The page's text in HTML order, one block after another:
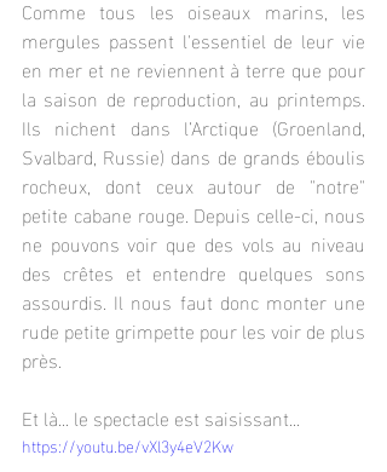
Comme tous les oiseaux marins, les
mergules passent l'essentiel de leur vie
en mer et ne reviennent à terre que pour
la saison de reproduction, au printemps.
Ils nichent dans l’Arctique (Groenland,
Svalbard, Russie) dans de grands éboulis
rocheux, dont ceux autour de "notre"
petite cabane rouge. Depuis celle-ci, nous
ne pouvons voir que des vols au niveau
des crêtes et entendre quelques sons
assourdis. Il nous faut donc monter une
rude petite grimpette pour les voir de plus
près.
Et là... le spectacle est saisissant...
https://youtu.be/vXl3y4eV2Kw